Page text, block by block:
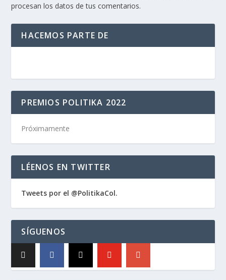
procesan los datos de tus comentarios.
HACEMOS PARTE DE
PREMIOS POLITIKA 2022
Próximamente
LÉENOS EN TWITTER
Tweets por el @PolitikaCol.
SÍGUENOS